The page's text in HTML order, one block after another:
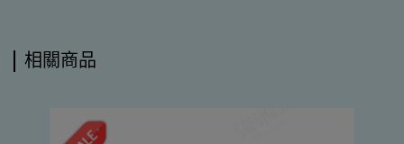
相關商品